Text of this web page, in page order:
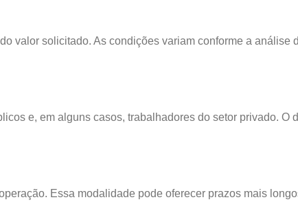
valor solicitado. As condições variam conforme a análise
e, em alguns casos, trabalhadores do setor privado. O
Essa modalidade pode oferecer prazos mais